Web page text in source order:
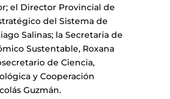
el Director Provincial de
del Sistema de
Salinas; la Secretaria de
Sustentable, Roxana
de Ciencia,
y Cooperación
Guzmán.